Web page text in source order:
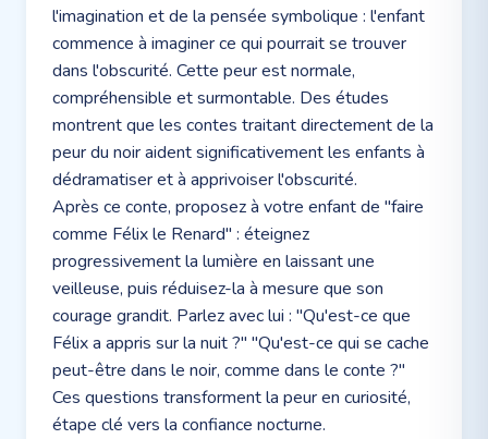
l'imagination et de la pensée symbolique : l'enfant
commence à imaginer ce qui pourrait se trouver
dans l'obscurité. Cette peur est normale,
compréhensible et surmontable. Des études
montrent que les contes traitant directement de la
peur du noir aident significativement les enfants à
dédramatiser et à apprivoiser l'obscurité.
Après ce conte, proposez à votre enfant de "faire
comme Félix le Renard" : éteignez
progressivement la lumière en laissant une
veilleuse, puis réduisez-la à mesure que son
courage grandit. Parlez avec lui : "Qu'est-ce que
Félix a appris sur la nuit ?" "Qu'est-ce qui se cache
peut-être dans le noir, comme dans le conte ?"
Ces questions transforment la peur en curiosité,
étape clé vers la confiance nocturne.